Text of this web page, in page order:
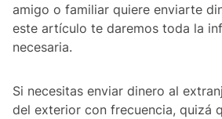
amigo o familiar quiere enviarte
este artículo te daremos toda la
necesaria.
Si necesitas enviar dinero al
del exterior con frecuencia, quizá